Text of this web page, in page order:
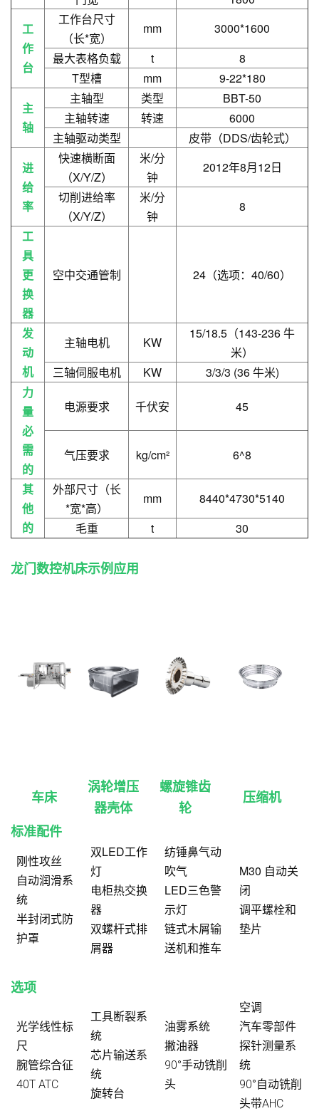
工
作
台
工作台尺寸
（长*宽）
mm
3000*1600
最大表格负载
t
8
T型槽
mm
9-22*180
主
轴
主轴型 类型
BBT-50
主轴转速
转速
6000
主轴驱动类型
皮带（DDS/齿轮式）
进
给
率
快速横断面
（X/Y/Z）
米/分
钟
2012年8月12日
切削进给率
（X/Y/Z）
米/分
钟
8
工
具
更
换
器
空中交通管制 24（选项：40/60）
发
动
机
主轴电机 KW
15/18.5（143-236 牛
米）
三轴伺服电机
KW
3/3/3 (36 牛米)
力
量
必
需
的
电源要求 千伏安 45
气压要求 kg/cm² 6^8
其
他
的
外部尺寸（长
*宽*高）
mm
8440*4730*5140
毛重
t 30
龙门数控机床示例应用
车床
涡轮增压
器壳体
螺旋锥齿
轮
压缩机
标准配件
刚性攻丝
自动润滑系
统
半封闭式防
护罩
双LED工作
灯
电柜热交换
器
双螺杆式排
屑器
纺锤鼻气动
吹气
LED三色警
示灯
链式木屑输
送机和推车
M30 自动关
闭
调平螺栓和
垫片
选项
光学线性标
尺
腕管综合征
40T ATC
工具断裂系
统
芯片输送系
统
旋转台
油雾系统
撇油器
90°手动铣削
头
空调
汽车零部件
探针测量系
统
90°自动铣削
头带AHC